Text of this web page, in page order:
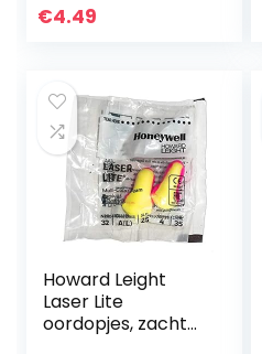
oordopjes
mannelijke…
€4.49
Howard Leight
Laser Lite
oordopjes, zacht